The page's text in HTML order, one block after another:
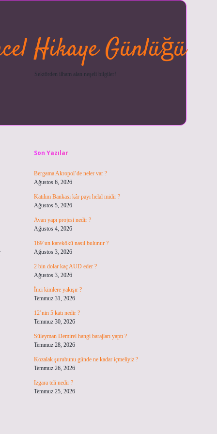
Hikaye Günlüğü
Sektörden ilham alan neşeli bilgiler!
Son Yazılar
Bergama Akropol’de neler var ?
Ağustos 6, 2026
Katılım Bankası kâr payı helal midir ?
Ağustos 5, 2026
Avan yapı projesi nedir ?
Ağustos 4, 2026
169’un karekökü nasıl bulunur ?
Ağustos 3, 2026
2 bin dolar kaç AUD eder ?
Ağustos 3, 2026
İnci kimlere yakışır ?
Temmuz 31, 2026
12’nin 5 katı nedir ?
Temmuz 30, 2026
Süleyman Demirel hangi barajları yaptı ?
Temmuz 28, 2026
Kozalak şurubunu günde ne kadar içmeliyiz ?
Temmuz 26, 2026
Izgara teli nedir ?
Temmuz 25, 2026